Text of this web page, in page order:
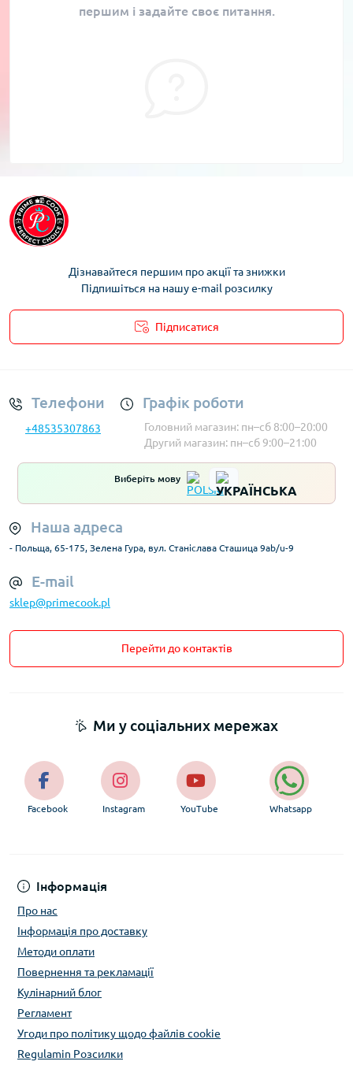
першим і задайте своє питання.
Дізнавайтеся першим про акції та знижки
Підпишіться на нашу e-mail розсилку
Підписатися
Телефони
+48535307863
Графік роботи
Головний магазин: пн–сб 8:00–20:00
Другий магазин: пн–сб 9:00–21:00
Виберіть мову
Наша адреса
- Польща, 65-175, Зелена Гура, вул. Станіслава Сташица 9ab/u-9
E-mail
sklep@primecook.pl
Перейти до контактів
Інформація
Про нас
Інформація про доставку
Методи оплати
Повернення та рекламації
Кулінарний блог
Регламент
Угоди про політику щодо файлів cookie
Regulamin Розсилки
Ми у соціальних мережах
Facebook Instagram YouTube Whatsapp